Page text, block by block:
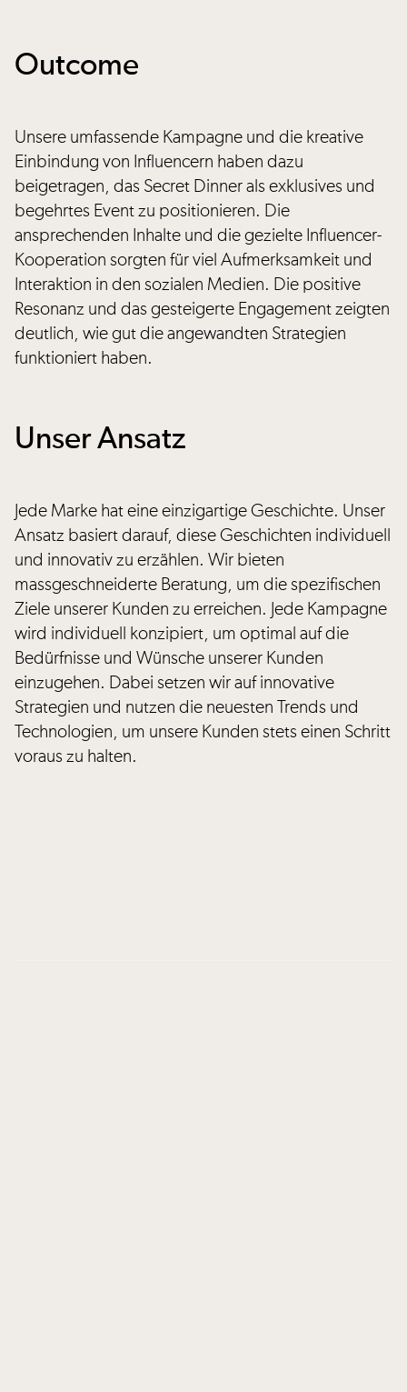
Outcome
Unsere umfassende Kampagne und die kreative
Einbindung von Influencern haben dazu
beigetragen, das Secret Dinner als exklusives und
begehrtes Event zu positionieren. Die
ansprechenden Inhalte und die gezielte Influencer-
Kooperation sorgten für viel Aufmerksamkeit und
Interaktion in den sozialen Medien. Die positive
Resonanz und das gesteigerte Engagement zeigten
deutlich, wie gut die angewandten Strategien
funktioniert haben.
Unser Ansatz
Jede Marke hat eine einzigartige Geschichte. Unser
Ansatz basiert darauf, diese Geschichten individuell
und innovativ zu erzählen. Wir bieten
massgeschneiderte Beratung, um die spezifischen
Ziele unserer Kunden zu erreichen. Jede Kampagne
wird individuell konzipiert, um optimal auf die
Bedürfnisse und Wünsche unserer Kunden
einzugehen. Dabei setzen wir auf innovative
Strategien und nutzen die neuesten Trends und
Technologien, um unsere Kunden stets einen Schritt
voraus zu halten.